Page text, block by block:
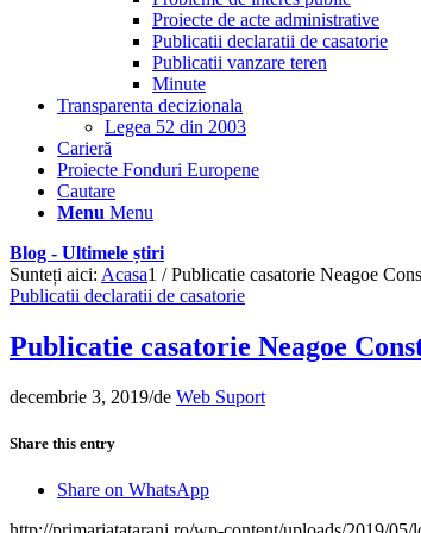
Proiecte de acte administrative
Publicatii declaratii de casatorie
Publicatii vanzare teren
Minute
Transparenta decizionala
Legea 52 din 2003
Carieră
Proiecte Fonduri Europene
Cautare
Menu Menu
Blog - Ultimele știri
Sunteți aici: Acasa1 / Publicatie casatorie Neagoe
Publicatii declaratii de casatorie
Publicatie casatorie Neagoe
decembrie 3, 2019/de Web Suport
Share this entry
Share on WhatsApp